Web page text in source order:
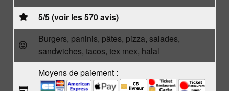
5/5 (voir les 570 avis)
Burgers, paninis, pâtes, pizza, salades,
sandwiches, tacos, tex mex, halal
Moyens de paiement :